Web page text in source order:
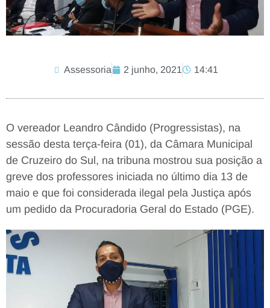
Assessoria 2 junho, 2021 14:41
O vereador Leandro Cândido (Progressistas), na
sessão desta terça-feira (01), da Câmara Municipal
de Cruzeiro do Sul, na tribuna mostrou sua posição a
greve dos professores iniciada no último dia 13 de
maio e que foi considerada ilegal pela Justiça após
um pedido da Procuradoria Geral do Estado (PGE).